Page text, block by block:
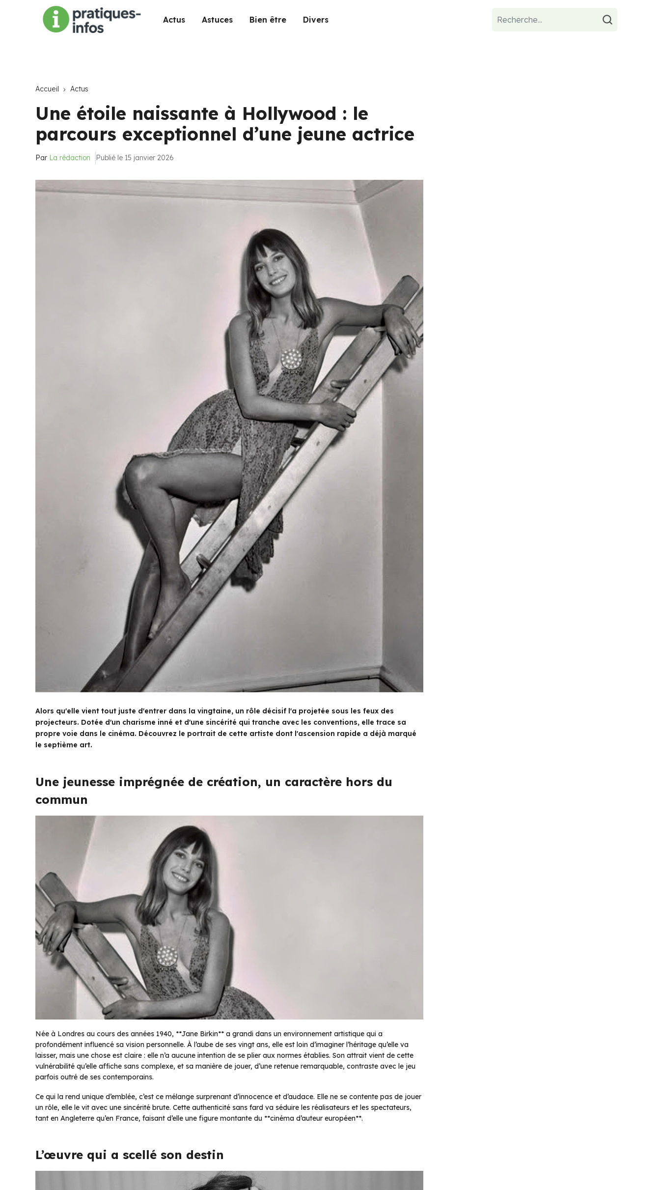
Actus Astuces Bien être Divers
Accueil Actus
Une étoile naissante à Hollywood : le
parcours exceptionnel d’une jeune actrice
Par La rédaction Publié le 15 janvier 2026
Alors qu'elle vient tout juste d'entrer dans la vingtaine, un rôle décisif l'a projetée sous les feux des
projecteurs. Dotée d'un charisme inné et d'une sincérité qui tranche avec les conventions, elle trace sa
propre voie dans le cinéma. Découvrez le portrait de cette artiste dont l'ascension rapide a déjà marqué
le septième art.
Une jeunesse imprégnée de création, un caractère hors du
commun
Née à Londres au cours des années 1940, **Jane Birkin** a grandi dans un environnement artistique qui a
profondément influencé sa vision personnelle. À l’aube de ses vingt ans, elle est loin d’imaginer l’héritage qu’elle va
laisser, mais une chose est claire : elle n’a aucune intention de se plier aux normes établies. Son attrait vient de cette
vulnérabilité qu’elle affiche sans complexe, et sa manière de jouer, d’une retenue remarquable, contraste avec le jeu
parfois outré de ses contemporains.
Ce qui la rend unique d’emblée, c’est ce mélange surprenant d’innocence et d’audace. Elle ne se contente pas de jouer
un rôle, elle le vit avec une sincérité brute. Cette authenticité sans fard va séduire les réalisateurs et les spectateurs,
tant en Angleterre qu’en France, faisant d’elle une figure montante du **cinéma d’auteur européen**.
L’œuvre qui a scellé son destin